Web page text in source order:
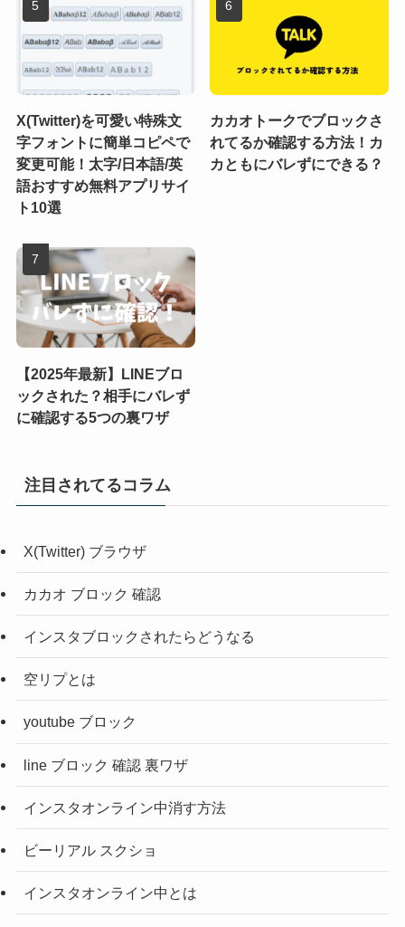
X(Twitter)を可愛い特殊文
字フォントに簡単コピペで
変更可能！太字/日本語/英
語おすすめ無料アプリサイ
ト10選
カカオトークでブロックさ
れてるか確認する方法！カ
カともにバレずにできる？
【2025年最新】LINEブロ
ックされた？相手にバレず
に確認する5つの裏ワザ
注目されてるコラム
X(Twitter) ブラウザ
カカオ ブロック 確認
インスタブロックされたらどうなる
空リプとは
youtube ブロック
line ブロック 確認 裏ワザ
インスタオンライン中消す方法
ビーリアル スクショ
インスタオンライン中とは